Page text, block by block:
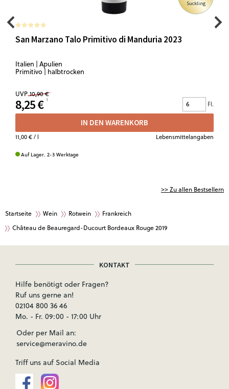
Suckling
San Marzano Talo Primitivo di Manduria 2023
Italien | Apulien
Primitivo | halbtrocken
UVP 10,90 €
8,25 € Fl.
IN DEN WARENKORB
11,00 €/ l Lebensmittelangaben
Auf Lager. 2-3 Werktage
>> Zu allen Bestsellern
Startseite Wein Rotwein
Frankreich
Château de Beauregard-Ducourt Bordeaux Rouge 2019
KONTAKT
Hilfe benötigt oder Fragen?
Ruf uns gerne an!
02104 800 36 46
Mo. - Fr. 09:00 - 17:00 Uhr
Oder per Mail an:
service@meravino.de
Triff uns auf Social Media